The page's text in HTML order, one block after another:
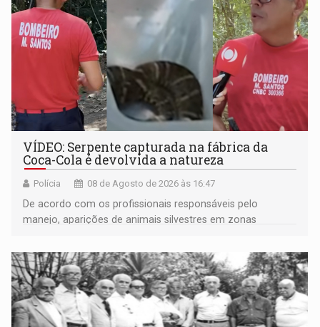
VÍDEO: Serpente capturada na fábrica da
Coca-Cola é devolvida a natureza
Polícia 08 de Agosto de 2026 às 16:47
De acordo com os profissionais responsáveis pelo
manejo, aparições de animais silvestres em zonas